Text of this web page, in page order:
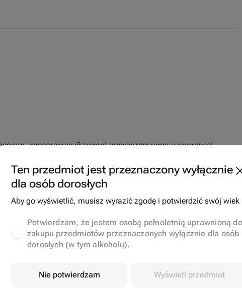
качественный товар! получательница в восторге!
Ten przedmiot jest przeznaczony wyłącznie
dla osób dorosłych
Aby go wyświetlić, musisz wyrazić zgodę i potwierdzić swój wiek
Potwierdzam, że jestem osobą pełnoletnią uprawnioną do
zakupu przedmiotów przeznaczonych wyłącznie dla osób
dorosłych (w tym alkoholu).
Nie potwierdzam Wyświetl przedmiot